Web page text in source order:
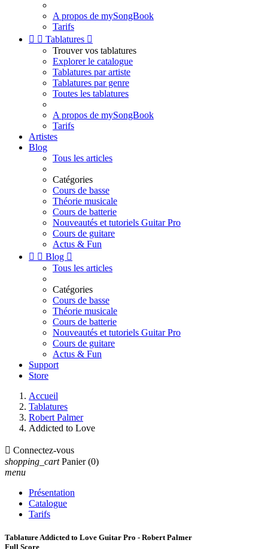
A propos de mySongBook
Tarifs
  Tablatures 
Trouver vos tablatures
Explorer le catalogue
Tablatures par artiste
Tablatures par genre
Toutes les tablatures
A propos de mySongBook
Tarifs
Artistes
Blog
Tous les articles
Catégories
Cours de basse
Théorie musicale
Cours de batterie
Nouveautés et tutoriels Guitar Pro
Cours de guitare
Actus & Fun
  Blog 
Tous les articles
Catégories
Cours de basse
Théorie musicale
Cours de batterie
Nouveautés et tutoriels Guitar Pro
Cours de guitare
Actus & Fun
Support
Store
Accueil
Tablatures
Robert Palmer
Addicted to Love
 Connectez-vous
shopping_cart Panier (0)
menu
Présentation
Catalogue
Tarifs
Tablature Addicted to Love Guitar Pro - Robert Palmer
Full Score